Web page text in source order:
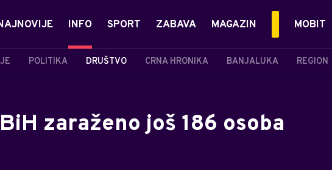
INFO
POLITIKA DRUŠTVO CRNA HRONIKA BANJALUKA REGION
SPORT ZABAVA MAGAZIN MOBIT
zaraženo još 186 osoba